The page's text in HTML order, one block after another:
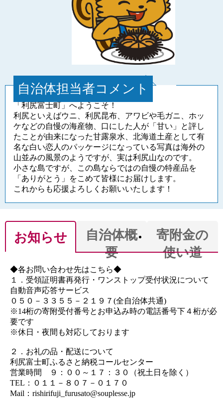
自治体担当者コメント
「利尻富士町」へようこそ！
利尻といえばウニ、利尻昆布、アワビや毛ガニ、ホッ
ケなどの自慢の海産物、口にした人が「甘い」と評し
たことが由来になった甘露泉水、北海道土産として有
名な白い恋人のパッケージになっている写真は海外の
山並みの風景のようですが、実は利尻山なのです。
小さな島ですが、この島ならではの自慢の特産品を
「ありがとう」をこめて皆様にお届けします。
これからも応援よろしくお願いいたします！
お知らせ
◆各お問い合わせ先はこちら◆
１．受領証明書再発行・ワンストップ受付状況について
自動音声応答サービス
０５０－３３５５－２１９７(全自治体共通)
※14桁の寄附受付番号とお申込み時の電話番号下４桁が必
要です
※休日・夜間も対応しております
２．お礼の品・配送について
利尻富士町ふるさと納税コールセンター
営業時間 ９：００～１７：３０（祝土日を除く）
TEL：０１１－８０７－０１７０
Mail：rishirifuji_furusato@souplesse.jp
自治体概
要
寄附金の
使い道